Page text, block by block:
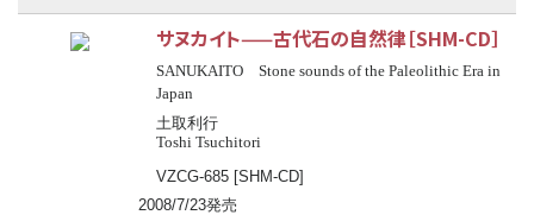
サヌカイト——古代石の自然律［SHM-CD］
SANUKAITO Stone sounds of the Paleolithic Era in
Japan
土取利行
Toshi Tsuchitori
VZCG-685 [SHM-CD]
2008/7/23発売